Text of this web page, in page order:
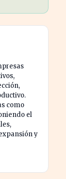
como
el
y